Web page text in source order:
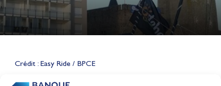
Crédit : Easy Ride / BPCE
Lauriane Nolot en or à Long
Jeux Olympiques 2028